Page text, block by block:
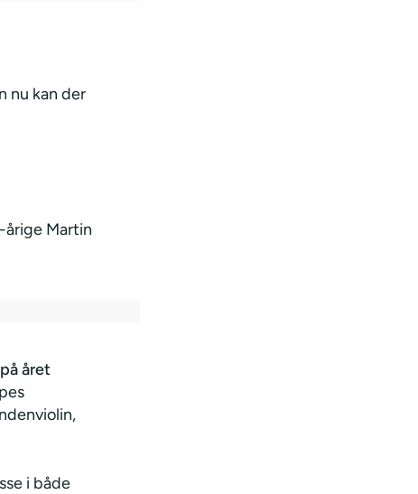
nu kan der
Martin
året
i både